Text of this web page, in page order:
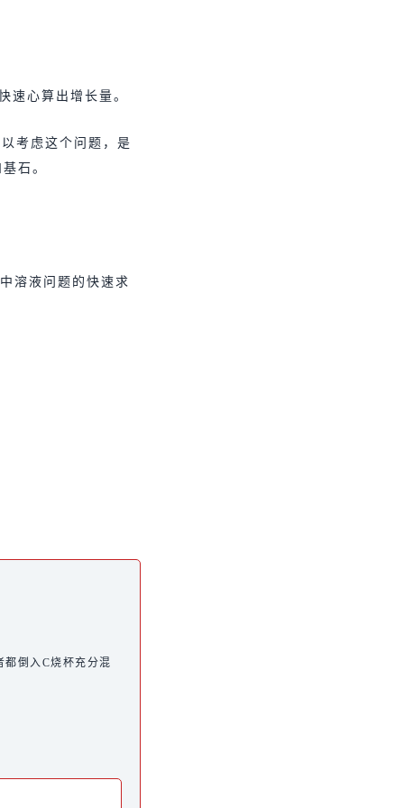
速心算出增长量。
考虑这个问题，是
石。
溶液问题的快速求
倒入C烧杯充分混